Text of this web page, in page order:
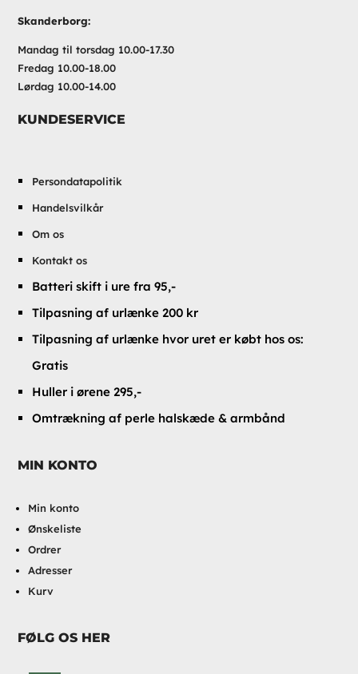
Skanderborg:
Mandag til torsdag 10.00-17.30
Fredag 10.00-18.00
Lørdag 10.00-14.00
KUNDESERVICE
Persondatapolitik
Handelsvilkår
Om os
Kontakt os
Batteri skift i ure fra 95,-
Tilpasning af urlænke 200 kr
Tilpasning af urlænke hvor uret er købt hos os:
Gratis
Huller i ørene 295,-
Omtrækning af perle halskæde & armbånd
MIN KONTO
Min konto
Ønskeliste
Ordrer
Adresser
Kurv
FØLG OS HER